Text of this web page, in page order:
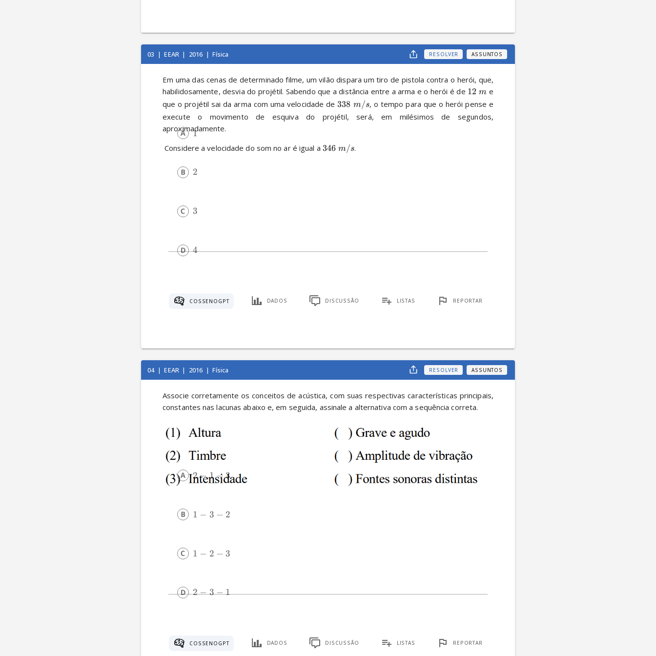
03 | EEAR | 2016 | Física RESOLVER ASSUNTOS
Em uma das cenas de determinado filme, um vilão dispara um tiro de pistola contra o herói, que,
habilidosamente, desvia do projétil. Sabendo que a distância entre a arma e o herói é de 12 m e
que o projétil sai da arma com uma velocidade de 338 m/s, o tempo para que o herói pense e
execute o movimento de esquiva do projétil, será, em milésimos de segundos,
aproximadamente.
Considere a velocidade do som no ar é igual a 346 m/s.
1
2
3
4
COSSENOGPT DADOS DISCUSSÃO LISTAS REPORTAR
04 | EEAR | 2016 | Física RESOLVER ASSUNTOS
Associe corretamente os conceitos de acústica, com suas respectivas características principais,
constantes nas lacunas abaixo e, em seguida, assinale a alternativa com a sequência correta.
2−1− 3
1 − 3 − 2
1 − 2 − 3
2−3−1
COSSENOGPT DADOS DISCUSSÃO LISTAS REPORTAR